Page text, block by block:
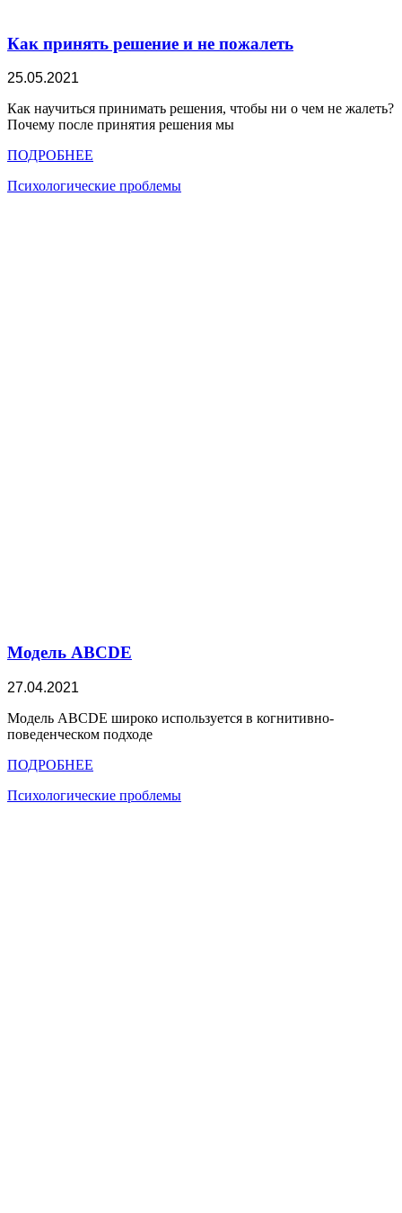
Как принять решение и не пожалеть
25.05.2021
Как научиться принимать решения, чтобы ни о чем не жалеть?
Почему после принятия решения мы
ПОДРОБНЕЕ
Психологические проблемы
Модель ABCDE
27.04.2021
Модель ABCDE широко используется в когнитивно-
поведенческом подходе
ПОДРОБНЕЕ
Психологические проблемы